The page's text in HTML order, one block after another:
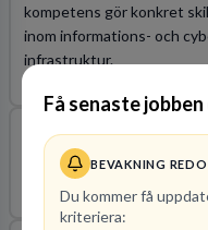
Få senaste
BEVAKNING
Du kommer få
kriteriera:
kompetens gör konkret
inom informations- och
infrastruktur.
Telekomtekniker
Försvarsmakten